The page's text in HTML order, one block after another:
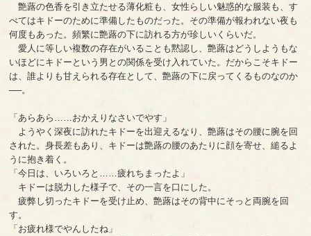
艶蕗の色香を引き立たせる薄化粧も、女性らしい魅惑的な服装も、す
べてはキドーのために準備したものだった。その準備が報われない夜も
何度もあった。頻繁に艶蕗の下に訪れる方が珍しいくらいだ。
愛人に等しい複数の存在がいることも黙認し、艶蕗はどうしようもな
いほどにキドーという男との関係を受け入れていた。だからこそキドー
は、誰よりも甘えられる存在として、艶蕗の下に戻ってくるものなのか
──。
「あらあら……おかえりなさいでやす」
ようやく深夜に訪れたキドーを出迎えるなり、艶蕗はその腰に腕を回
された。身長差もあり、キドーは艶蕗の腰のあたりに顔を寄せ、縋るよ
うに抱き着く。
「今日は、いろいろと……疲れちまったよ」
キドーは脱力した様子で、その一言を口にした。
疲弊し切ったキドーを受け止め、艶蕗はその背中にそっと両腕を回
す。
「お疲れ様でやんしたね」